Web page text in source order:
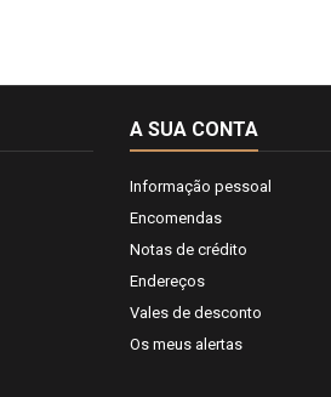
A SUA CONTA
Informação pessoal
Encomendas
Notas de crédito
Endereços
Vales de desconto
Os meus alertas